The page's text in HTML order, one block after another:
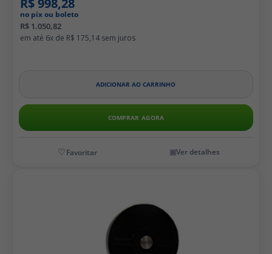
R$ 998,28
no pix ou boleto
R$ 1.050,82
6x de R$ 175,14
ADICIONAR AO CARRINHO
COMPRAR AGORA
Ver detalhes